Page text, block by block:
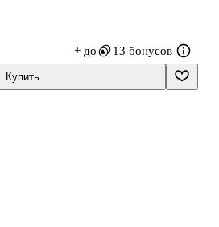
+ до 13 бонусов
Купить